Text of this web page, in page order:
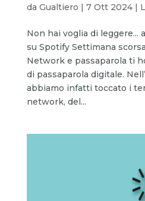
da Gualtiero | 7 Ott 2024|
Non hai voglia di leggere...
su Spotify Settimana
Network e passaparola ti
di passaparola digitale.
abbiamo infatti toccato i
network, del...